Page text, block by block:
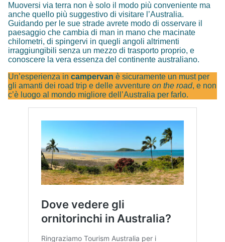
Muoversi via terra non è solo il modo più conveniente ma
anche quello più suggestivo di visitare l’Australia.
Guidando per le sue strade avrete modo di osservare il
paesaggio che cambia di man in mano che macinate
chilometri, di spingervi in quegli angoli altrimenti
irraggiungibili senza un mezzo di trasporto proprio, e
conoscere la vera essenza del continente australiano.
Un’esperienza in campervan è sicuramente un must per
gli amanti dei road trip e delle avventure on the road, e non
c’è luogo al mondo migliore dell’Australia per farlo.